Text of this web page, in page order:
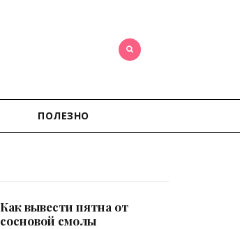
ПОЛЕЗНО
Как вывести пятна от
сосновой смолы